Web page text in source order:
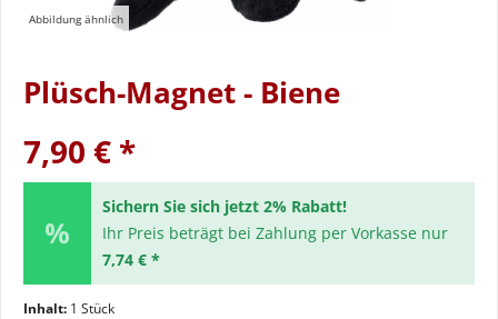
Abbildung ähnlich
Plüsch-Magnet - Biene
7,90 € *
Sichern Sie sich jetzt 2% Rabatt!
Ihr Preis beträgt bei Zahlung per Vorkasse nur
7,74 € *
Inhalt: 1 Stück